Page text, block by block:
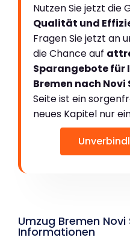
Nutzen Sie jetzt die
Qualität und
Fragen Sie jetzt an
die Chance auf
Sparangebote für
Bremen nach Novi
Seite ist ein
neues Kapitel nur
Umzug Bremen Novi
Informationen